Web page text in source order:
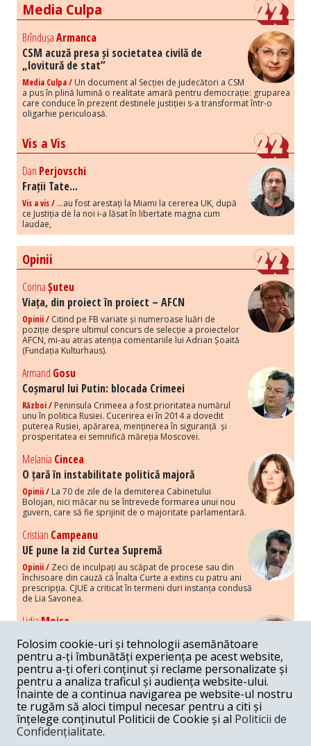
Media Culpa
BrîndușaArmanca
CSM acuză presa și societatea civilă de
„lovitură de stat”
Media Culpa / Un document al Secției de judecători a CSM
a pus în plină lumină o realitate amară pentru democrație: gruparea
care conduce în prezent destinele justiției s-a transformat într-o
oligarhie periculoasă.
Vis a Vis
Dan Perjovschi
Frații Tate...
Vis a vis / ...au fost arestați la Miami la cererea UK, după
ce Justiția de la noi i-a lăsat în libertate magna cum
laudae,
Opinii
CorinaȘuteu
Viața, din proiect în proiect – AFCN
Opinii / Citind pe FB variate și numeroase luări de
poziție despre ultimul concurs de selecție a proiectelor
AFCN, mi-au atras atenția comentariile lui Adrian Șoaită
(Fundația Kulturhaus).
Armand Gosu
Coșmarul lui Putin: blocada Crimeei
Război / Peninsula Crimeea a fost prioritatea numărul
unu în politica Rusiei. Cucerirea ei în 2014 a dovedit
puterea Rusiei, apărarea, menținerea în siguranță și
prosperitatea ei semnifică măreția Moscovei.
Melania Cincea
O țară în instabilitate politică majoră
Opinii / La 70 de zile de la demiterea Cabinetului
Bolojan, nici măcar nu se întrevede formarea unui nou
guvern, care să fie sprijinit de o majoritate parlamentară.
Cristian Campeanu
UE pune la zid Curtea Supremă
Opinii / Zeci de inculpați au scăpat de procese sau din
închisoare din cauză că Înalta Curte a extins cu patru ani
prescripția. CJUE a criticat în termeni duri instanța condusă
de Lia Savonea.
LidiaMoise
Costurile economice ale haosului politic
Opinii / Economia nu poate rezista cu retorica falsă a
susținerii intereselor poporului, care, de fapt, ascunde
obsesia menținerii privilegiilor și a averilor unor caste.
Melania Cincea
Noi puseuri de xenofobie din partea românilor
„neaoși”
Periodic, în spațiul public sunt voci care lansează
Folosim cookie-uri și tehnologii asemănătoare
pentru a-ți îmbunătăți experiența pe acest website,
pentru a-ți oferi conținut și reclame personalizate și
pentru a analiza traficul și audiența website-ului.
Înainte de a continua navigarea pe website-ul nostru
te rugăm să aloci timpul necesar pentru a citi și
înțelege conținutul Politicii de Cookie și al Politicii de
Confidențialitate.